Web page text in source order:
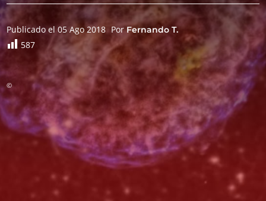
Publicado el 05 Ago 2018 PorFernando T.
587
©